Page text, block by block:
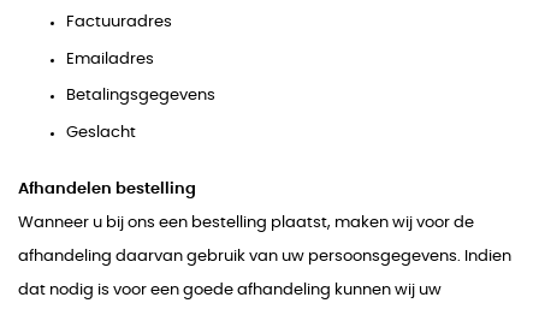
Factuuradres
Emailadres
Betalingsgegevens
Geslacht
Afhandelen bestelling
Wanneer u bij ons een bestelling plaatst, maken wij voor de
afhandeling daarvan gebruik van uw persoonsgegevens. Indien
dat nodig is voor een goede afhandeling kunnen wij uw